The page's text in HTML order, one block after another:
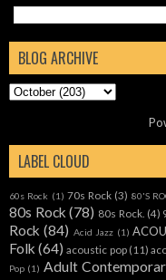
BLOG ARCHIVE
LABEL CLOUD
60s Rock (1) 70s Rock (3) 80'S
80s Rock (78) 80s Rock. (4)
Rock (84) Acid Jazz (1)
Folk (64) acoustic pop (11)
Pop (1) Adult